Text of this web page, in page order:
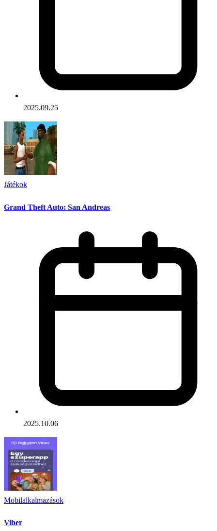
2025.09.25
Játékok
Grand Theft Auto: San Andreas
2025.10.06
Mobilalkalmazások
Viber